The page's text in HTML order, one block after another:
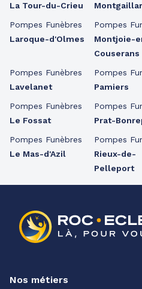
La Tour-du-Crieu
Pompes Funèbres
Laroque-d'Olmes
Pompes Funèbres
Lavelanet
Pompes Funèbres
Le Fossat
Pompes Funèbres
Le Mas-d'Azil
Pompes
Montjoie-
Couserans
Pompes
Pamiers
Pompes
Prat-
Pompes
Rieux-de-
Pelleport
Nos métiers